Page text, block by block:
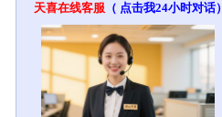
天喜在线客服 （ 点击我24小时对话）